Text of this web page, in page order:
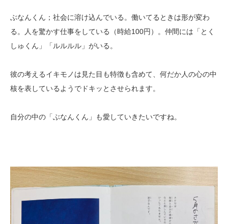
ぶなんくん；社会に溶け込んでいる。働いてるときは形が変わ
る。人を驚かす仕事をしている（時給100円）。仲間には「とく
しゅくん」「ルルルル」がいる。
彼の考えるイキモノは見た目も特徴も含めて、何だか人の心の中
核を表しているようでドキッとさせられます。
自分の中の「ぶなんくん」も愛していきたいですね。